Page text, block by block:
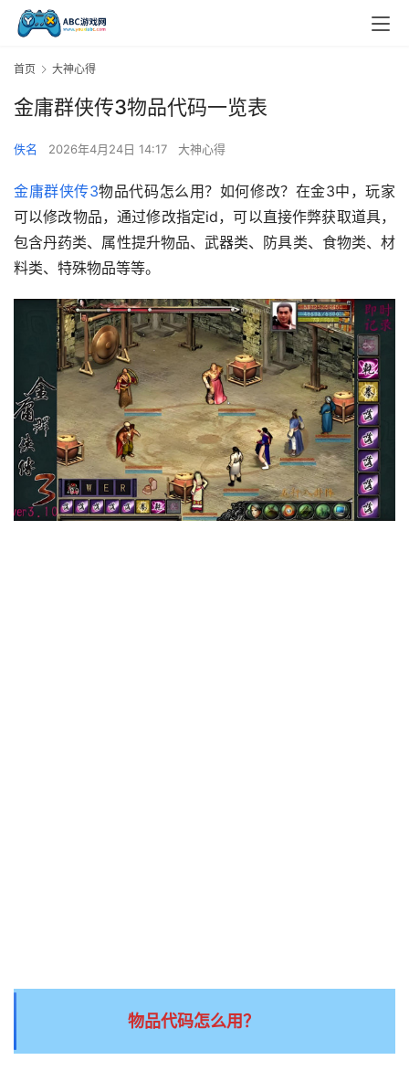
首页 大神心得
金庸群侠传3物品代码一览表
佚名 2026年4月24日 14:17 大神心得
金庸群侠传3物品代码怎么用？如何修改？在金3中，玩家
可以修改物品，通过修改指定id，可以直接作弊获取道具，
包含丹药类、属性提升物品、武器类、防具类、食物类、材
料类、特殊物品等等。
物品代码怎么用？